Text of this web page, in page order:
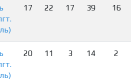
17 22 17 39 16
20 11 3 14 2